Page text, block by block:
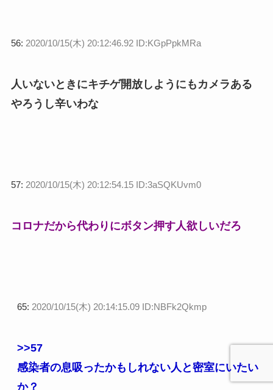
56: 2020/10/15(木) 20:12:46.92 ID:KGpPpkMRa
人いないときにキチゲ開放しようにもカメラある
やろうし辛いわな
57: 2020/10/15(木) 20:12:54.15 ID:3aSQKUvm0
コロナだから代わりにボタン押す人欲しいだろ
65: 2020/10/15(木) 20:14:15.09 ID:NBFk2Qkmp
>>57
感染者の息吸ったかもしれない人と密室にいたい
か？